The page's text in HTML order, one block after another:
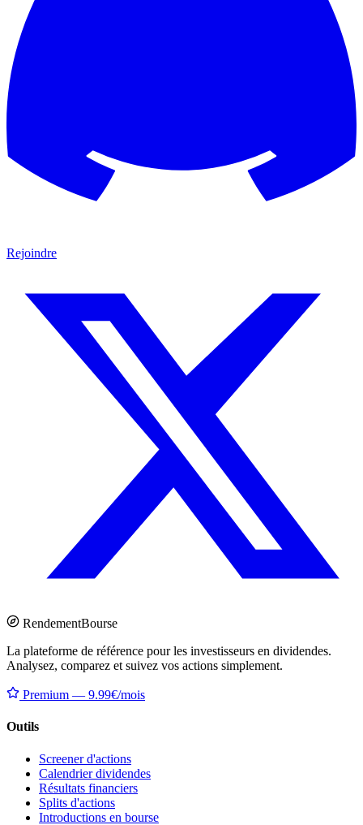
Rejoindre
RendementBourse
La plateforme de référence pour les investisseurs en dividendes.
Analysez, comparez et suivez vos actions simplement.
Premium — 9.99€/mois
Outils
Screener d'actions
Calendrier dividendes
Résultats financiers
Splits d'actions
Introductions en bourse